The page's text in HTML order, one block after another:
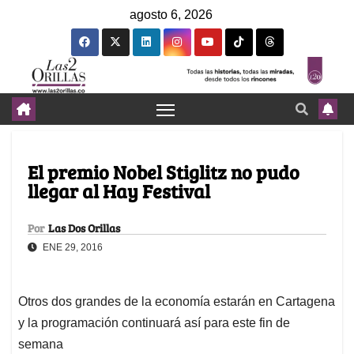
agosto 6, 2026
El premio Nobel Stiglitz no pudo
llegar al Hay Festival
Por Las Dos Orillas
ENE 29, 2016
Otros dos grandes de la economía estarán en Cartagena
y la programación continuará así para este fin de
semana